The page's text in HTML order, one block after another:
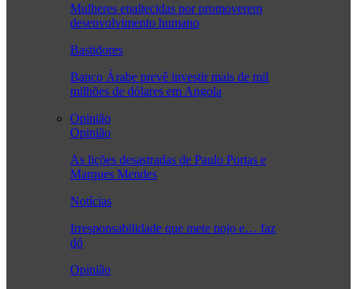
Mulheres enaltecidas por promoverem
desenvolvimento humano
Bastidores
Banco Árabe prevê investir mais de mil
milhões de dólares em Angola
Opinião
Opinião
As lições desastradas de Paulo Portas e
Marques Mendes
Notícias
Irresponsabilidade que mete nojo e… faz
dó
Opinião